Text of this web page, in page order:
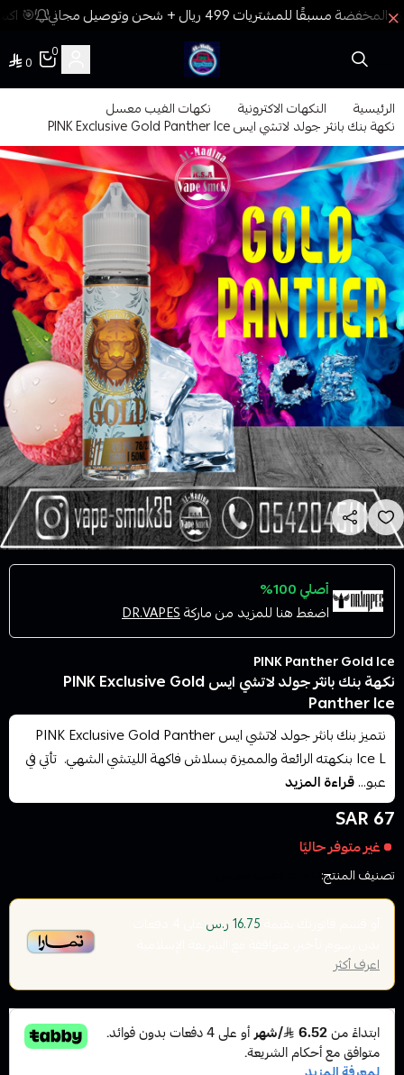
🎯
فيب المدينة
0
0
الرئيسية النكهات الاكترونية نكهات الفيب معسل
نكهة بنك بانثر جولد لاتشي ايس PINK Exclusive Gold Panther Ice
أصلي 100%
اضغط هنا للمزيد من ماركةDR.VAPES
PINK Panther Gold Ice
نكهة بنك بانثر جولد لاتشي ايس PINK Exclusive Gold
Panther Ice
نتميز بنك بانثر جولد لاتشي ايس PINK Exclusive Gold Panther
Ice L بنكهته الرائعة والمميزة بسلاش فاكهة الليتشي الشهي. تأتي في
عبو...قراءة المزيد
67 SAR
غير متوفر حاليًا
تصنيف المنتج:
16.75 ر.س
اعرف أكثر